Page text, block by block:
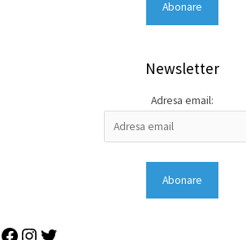
Newsletter
Adresa email: